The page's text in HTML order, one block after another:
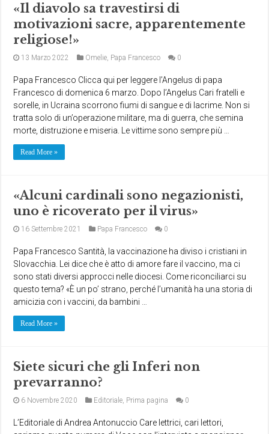
«Il diavolo sa travestirsi di
motivazioni sacre, apparentemente
religiose!»
13 Marzo 2022 Omelie, Papa Francesco 0
Papa Francesco Clicca qui per leggere l’Angelus di papa
Francesco di domenica 6 marzo. Dopo l’Angelus Cari fratelli e
sorelle, in Ucraina scorrono fiumi di sangue e di lacrime. Non si
tratta solo di un’operazione militare, ma di guerra, che semina
morte, distruzione e miseria. Le vittime sono sempre più …
Read More »
«Alcuni cardinali sono negazionisti,
uno è ricoverato per il virus»
16 Settembre 2021 Papa Francesco 0
Papa Francesco Santità, la vaccinazione ha diviso i cristiani in
Slovacchia. Lei dice che è atto di amore fare il vaccino, ma ci
sono stati diversi approcci nelle diocesi. Come riconciliarci su
questo tema? «È un po’ strano, perché l’umanità ha una storia di
amicizia con i vaccini, da bambini …
Read More »
Siete sicuri che gli Inferi non
prevarranno?
6 Novembre 2020 Editoriale, Prima pagina 0
L’Editoriale di Andrea Antonuccio Care lettrici, cari lettori,